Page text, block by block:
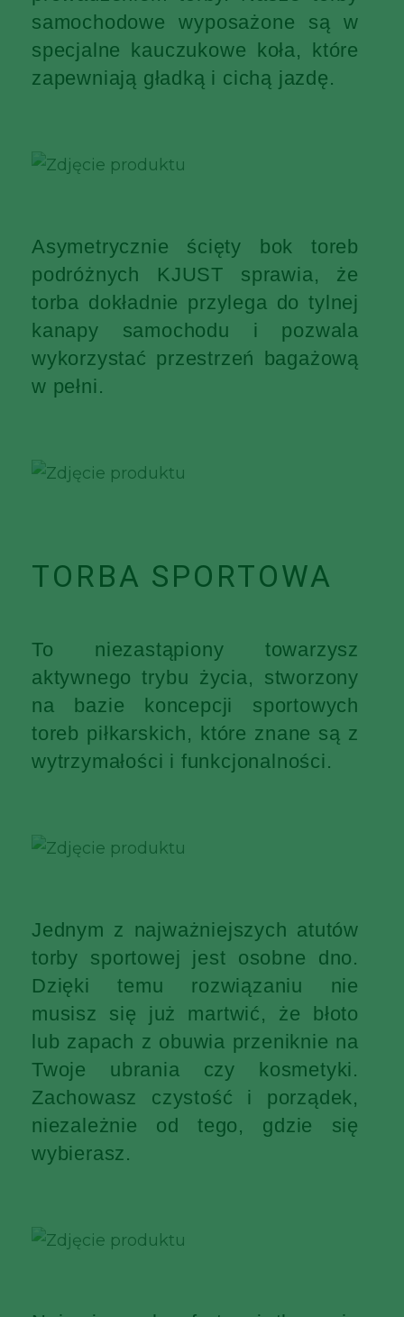
samochodowe wyposażone są w
specjalne kauczukowe koła, które
zapewniają gładką i cichą jazdę.
Asymetrycznie ścięty bok toreb
podróżnych KJUST sprawia, że
torba dokładnie przylega do tylnej
kanapy samochodu i pozwala
wykorzystać przestrzeń bagażową
w pełni.
TORBA SPORTOWA
To niezastąpiony towarzysz
aktywnego trybu życia, stworzony
na bazie koncepcji sportowych
toreb piłkarskich, które znane są z
wytrzymałości i funkcjonalności.
Jednym z najważniejszych atutów
torby sportowej jest osobne dno.
Dzięki temu rozwiązaniu nie
musisz się już martwić, że błoto
lub zapach z obuwia przeniknie na
Twoje ubrania czy kosmetyki.
Zachowasz czystość i porządek,
niezależnie od tego, gdzie się
wybierasz.